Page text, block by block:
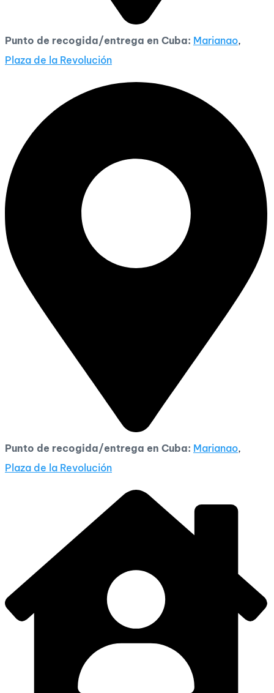
Punto de recogida/entrega en Cuba: Marianao,
Plaza de la Revolución
Punto de recogida/entrega en Cuba: Marianao,
Plaza de la Revolución